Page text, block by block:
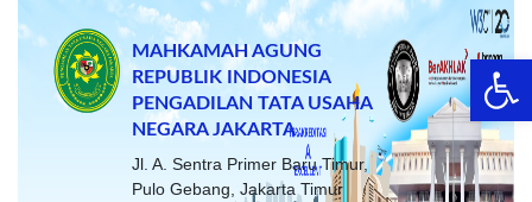
MAHKAMAH AGUNG
REPUBLIK INDONESIA
PENGADILAN TATA USAHA
NEGARA JAKARTA
Jl. A. Sentra Primer Baru Timur,
Pulo Gebang, Jakarta Timur